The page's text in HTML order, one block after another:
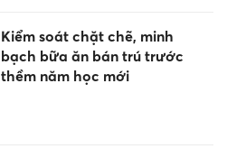
Kiểm soát chặt chẽ, minh
bạch bữa ăn bán trú trước
thềm năm học mới